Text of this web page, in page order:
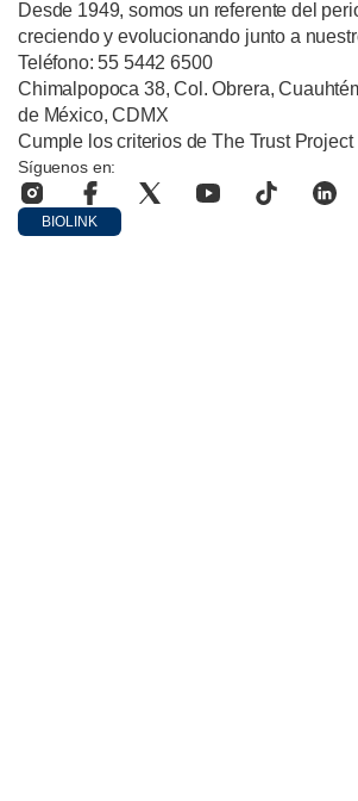
Desde 1949, somos un referente del
creciendo y evolucionando junto a
Teléfono: 55 5442 6500
Chimalpopoca 38, Col. Obrera,
de México, CDMX
Cumple los criterios de The Trust Project
Síguenos en:
BIOLINK